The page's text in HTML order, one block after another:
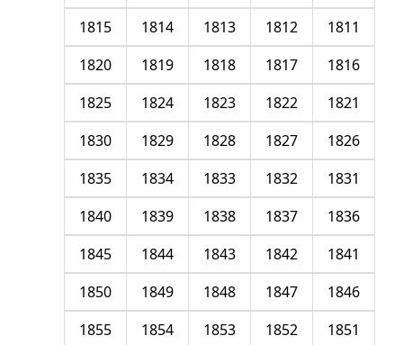
1811
1812
1813
1814
1815
1816
1817
1818
1819
1820
1821
1822
1823
1824
1825
1826
1827
1828
1829
1830
1831
1832
1833
1834
1835
1836
1837
1838
1839
1840
1841
1842
1843
1844
1845
1846
1847
1848
1849
1850
1851
1852
1853
1854
1855